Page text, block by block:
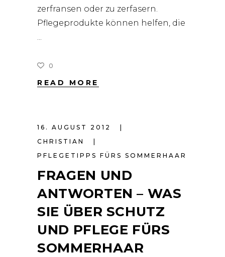
zerfransen oder zu zerfasern.
Pflegeprodukte können helfen, die
0
READ MORE
16. AUGUST 2012
CHRISTIAN
PFLEGETIPPS FÜRS SOMMERHAAR
FRAGEN UND
ANTWORTEN – WAS
SIE ÜBER SCHUTZ
UND PFLEGE FÜRS
SOMMERHAAR